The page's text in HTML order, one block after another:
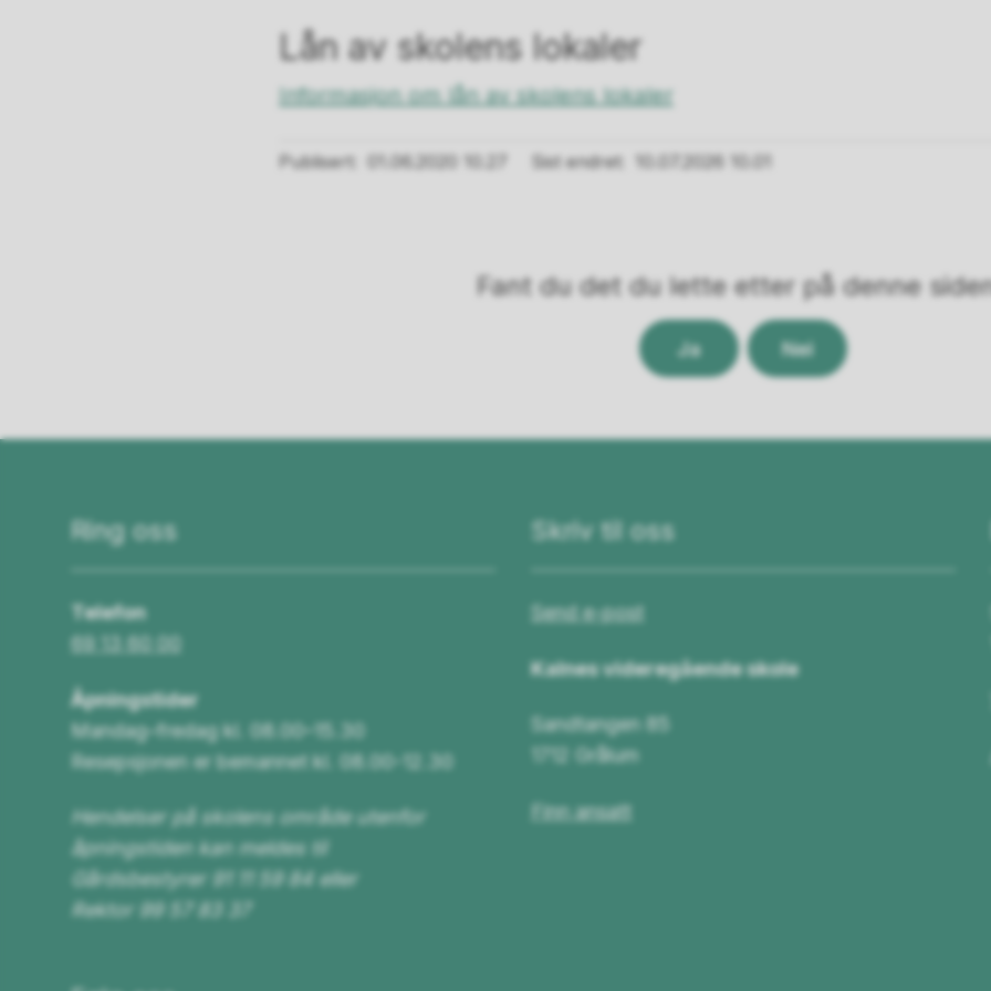
Lån av skolens lokaler
Informasjon om lån av skolens lokaler
Publisert 01.06.2020 10.27 Sist endret 10.07.2026 10.01
Fant du det du lette etter på denne
Ja Nei
Ring oss
Telefon
69 13 60 00
Åpningstider
Mandag–fredag kl. 08.00–15.30
Resepsjonen er bemannet kl. 08.00-12.30
Hendelser på skolens område utenfor
åpningstiden kan meldes til
Gårdsbestyrer 91 11 59 84 eller
Rektor 99 57 83 37
Skriv til oss
Send e-post
Kalnes videregående skole
Sandtangen 85
1712 Grålum
Finn ansatt